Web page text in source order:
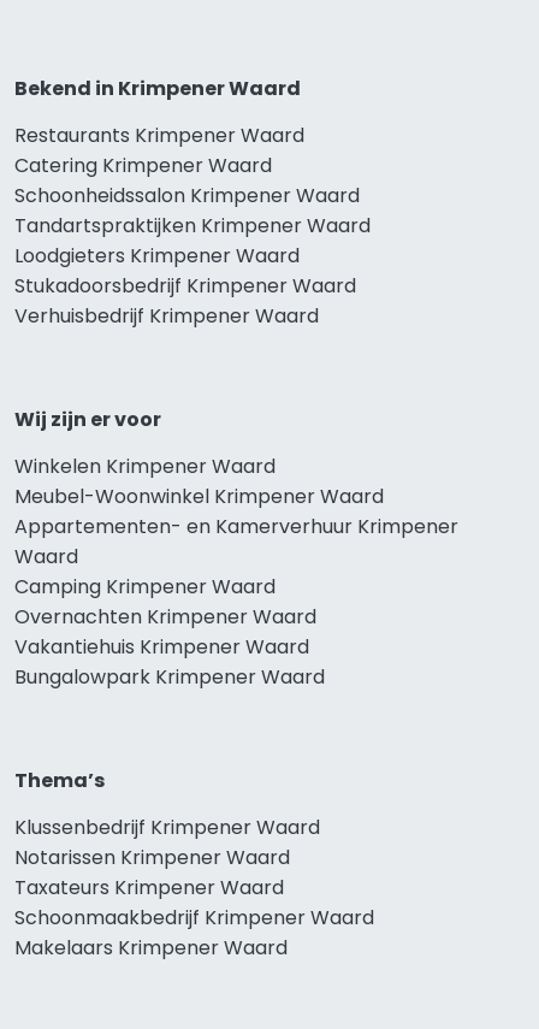
Bekend in Krimpener Waard
Restaurants Krimpener Waard
Catering Krimpener Waard
Schoonheidssalon Krimpener Waard
Tandartspraktijken Krimpener Waard
Loodgieters Krimpener Waard
Stukadoorsbedrijf Krimpener Waard
Verhuisbedrijf Krimpener Waard
Wij zijn er voor
Winkelen Krimpener Waard
Meubel-Woonwinkel Krimpener Waard
Appartementen- en Kamerverhuur Krimpener
Waard
Camping Krimpener Waard
Overnachten Krimpener Waard
Vakantiehuis Krimpener Waard
Bungalowpark Krimpener Waard
Thema’s
Klussenbedrijf Krimpener Waard
Notarissen Krimpener Waard
Taxateurs Krimpener Waard
Schoonmaakbedrijf Krimpener Waard
Makelaars Krimpener Waard